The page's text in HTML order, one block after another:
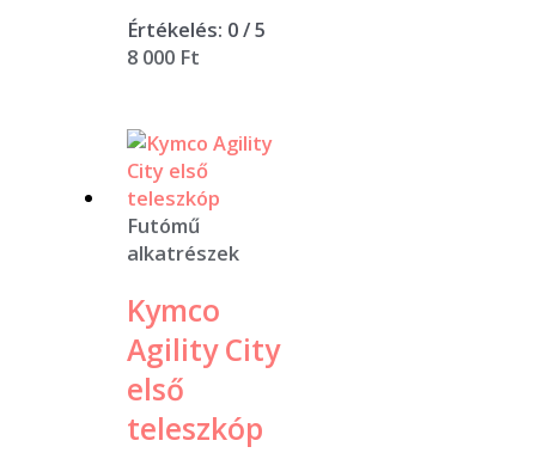
Értékelés: 0/ 5
8 000 Ft
Futómű
alkatrészek
Kymco
Agility City
első
teleszkóp